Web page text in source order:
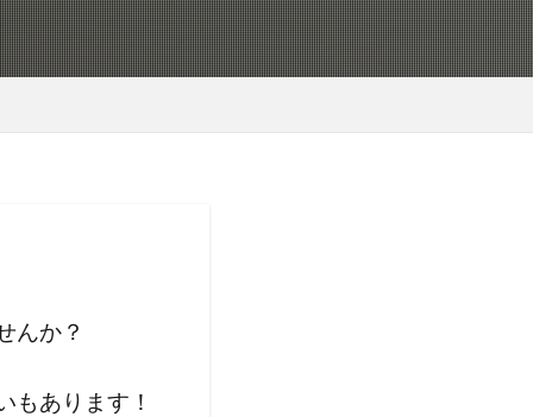
んか？
もあります！